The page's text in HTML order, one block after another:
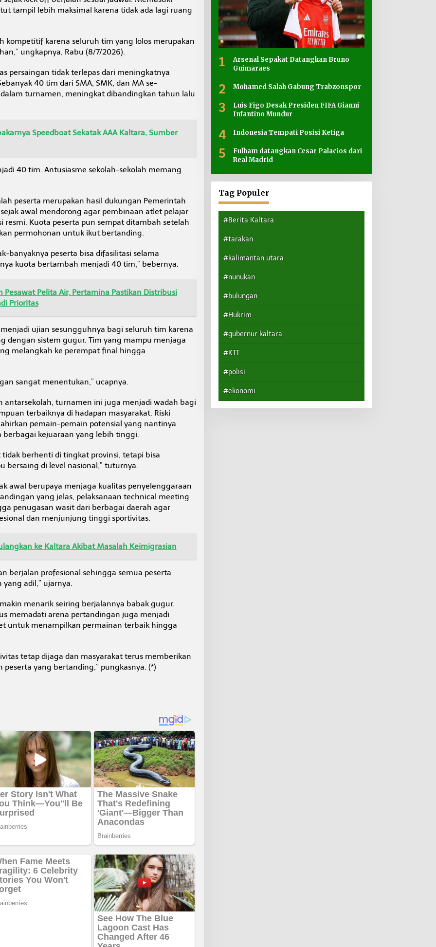
tampil lebih maksimal karena tidak ada lagi ruang
kompetitif karena seluruh tim yang lolos merupakan
ungkapnya, Rabu (8/7/2026).
persaingan tidak terlepas dari meningkatnya
40 tim dari SMA, SMK, dan MA se-
turnamen, meningkat dibandingkan tahun lalu
Speedboat Sekatak AAA Kaltara, Sumber
40 tim. Antusiasme sekolah-sekolah memang
peserta merupakan hasil dukungan Pemerintah
awal mendorong agar pembinaan atlet pelajar
resmi. Kuota peserta pun sempat ditambah setelah
permohonan untuk ikut bertanding.
banyaknya peserta bisa difasilitasi selama
kuota bertambah menjadi 40 tim,” bebernya.
Pesawat Pelita Air, Pertamina Pastikan Distribusi
Prioritas
ujian sesungguhnya bagi seluruh tim karena
dengan sistem gugur. Tim yang mampu menjaga
melangkah ke perempat final hingga
sangat menentukan,” ucapnya.
antarsekolah, turnamen ini juga menjadi wadah bagi
terbaiknya di hadapan masyarakat. Riski
pemain-pemain potensial yang nantinya
berbagai kejuaraan yang lebih tinggi.
berhenti di tingkat provinsi, tetapi bisa
bersaing di level nasional,” tuturnya.
awal berupaya menjaga kualitas penyelenggaraan
yang jelas, pelaksanaan technical meeting
penugasan wasit dari berbagai daerah agar
dan menjunjung tinggi sportivitas.
ke Kaltara Akibat Masalah Keimigrasian
berjalan profesional sehingga semua peserta
adil,” ujarnya.
menarik seiring berjalannya babak gugur.
memadati arena pertandingan juga menjadi
untuk menampilkan permainan terbaik hingga
tetap dijaga dan masyarakat terus memberikan
yang bertanding,” pungkasnya. (*)
1
Arsenal Sepakat Datangkan Bruno
Guimaraes
2 Mohamed Salah Gabung Trabzonspor
3
Luis Figo Desak Presiden FIFA Gianni
Infantino Mundur
4 Indonesia Tempati Posisi Ketiga
5
Fulham datangkan Cesar Palacios dari
Real Madrid
Tag Populer
#Berita Kaltara
#tarakan
#kalimantan utara
#nunukan
#bulungan
#Hukrim
#gubernur kaltara
#KTT
#polisi
#ekonomi